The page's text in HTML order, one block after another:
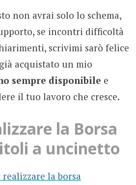
non avrai solo lo schema,
se incontri difficoltà
scrivimi sarò felice
acquistato un mio
sempre disponibile e
il tuo lavoro che cresce.
la Borsa
a uncinetto
la borsa